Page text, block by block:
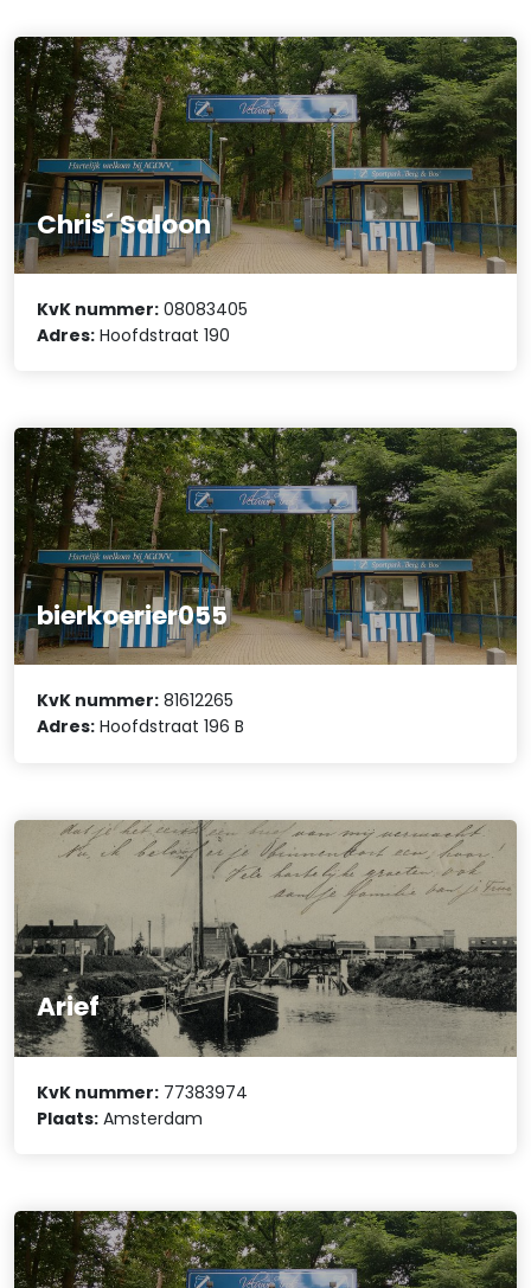
Chris´ Saloon
KvK nummer: 08083405
Adres: Hoofdstraat 190
bierkoerier055
KvK nummer: 81612265
Adres: Hoofdstraat 196 B
Arief
KvK nummer: 77383974
Plaats: Amsterdam